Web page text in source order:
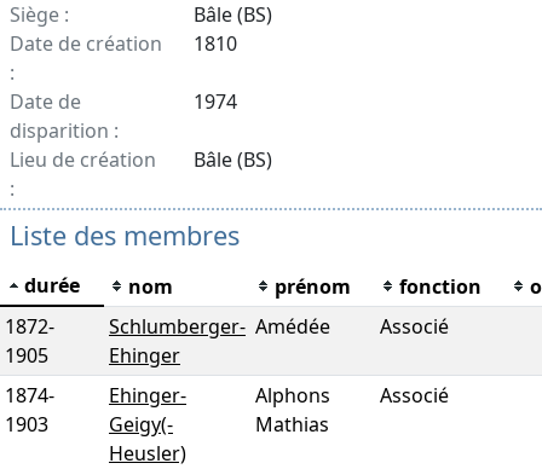
Siège :
Bâle (BS)
Date de création
:
1810
Date de
disparition :
1974
Lieu de création
:
Bâle (BS)
Liste des membres
durée nom prénom fonction
1872-
1905
Schlumberger-
Ehinger
Amédée Associé
1874-
1903
Ehinger-
Geigy(-
Heusler)
Alphons
Mathias
Associé